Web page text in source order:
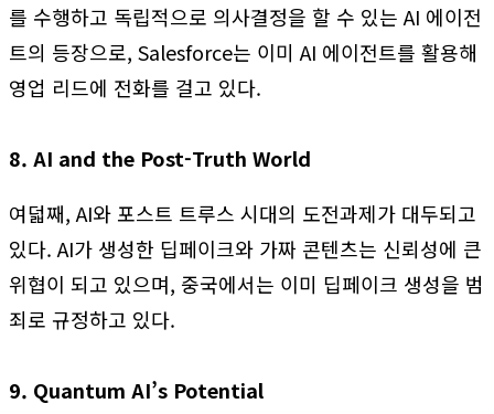
를 수행하고 독립적으로 의사결정을 할 수 있는 AI 에이전
트의 등장으로, Salesforce는 이미 AI 에이전트를 활용해
영업 리드에 전화를 걸고 있다.
8. AI and the Post-Truth World
여덟째, AI와 포스트 트루스 시대의 도전과제가 대두되고
있다. AI가 생성한 딥페이크와 가짜 콘텐츠는 신뢰성에 큰
위협이 되고 있으며, 중국에서는 이미 딥페이크 생성을 범
죄로 규정하고 있다.
9. Quantum AI’s Potential